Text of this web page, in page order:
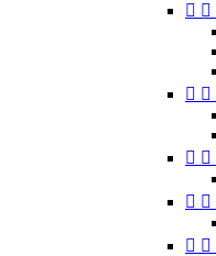
 
 
 
 
 